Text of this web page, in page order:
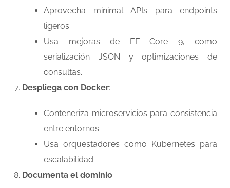
Aprovecha minimal APIs para endpoints
ligeros.
Usa mejoras de EF Core 9, como
serialización JSON y optimizaciones de
consultas.
Despliega con Docker:
Conteneriza microservicios para consistencia
entre entornos.
Usa orquestadores como Kubernetes para
escalabilidad.
Documenta el dominio: